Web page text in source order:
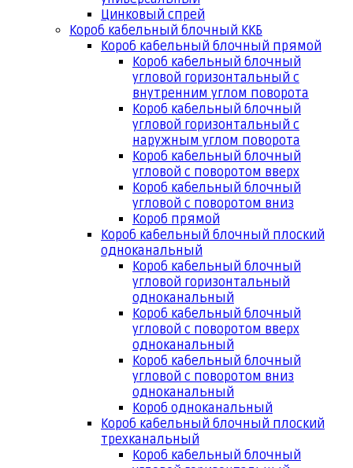
Цинковый спрей
Короб кабельный блочный ККБ
Короб кабельный блочный прямой
Короб кабельный блочный
угловой горизонтальный с
внутренним углом поворота
Короб кабельный блочный
угловой горизонтальный с
наружным углом поворота
Короб кабельный блочный
угловой с поворотом вверх
Короб кабельный блочный
угловой с поворотом вниз
Короб прямой
Короб кабельный блочный плоский
одноканальный
Короб кабельный блочный
угловой горизонтальный
одноканальный
Короб кабельный блочный
угловой с поворотом вверх
одноканальный
Короб кабельный блочный
угловой с поворотом вниз
одноканальный
Короб одноканальный
Короб кабельный блочный плоский
трехканальный
Короб кабельный блочный